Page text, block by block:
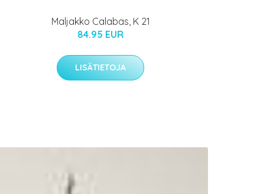
Maljakko Calabas, K 21
84.95 EUR
LISÄTIETOJA